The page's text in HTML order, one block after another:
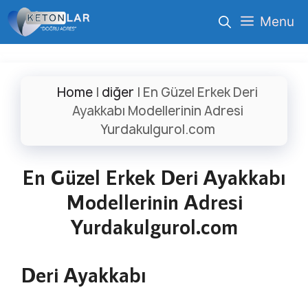
İçeriğe
atla
Menu
Home | diğer | En Güzel Erkek Deri
Ayakkabı Modellerinin Adresi
Yurdakulgurol.com
En Güzel Erkek Deri Ayakkabı
Modellerinin Adresi
Yurdakulgurol.com
Deri Ayakkabı